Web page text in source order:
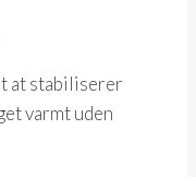
at stabiliserer
varmt uden